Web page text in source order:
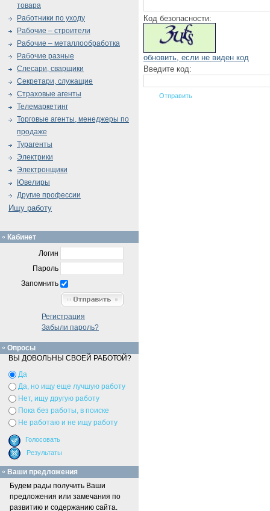
Код безопасности:
обновить, если не виден код
Введите код:
товара
Работники по уходу
Рабочие – строители
Рабочие – металлообработка
Рабочие разные
Слесари, сварщики
Секретари, служащие
Страховые агенты
Телемаркетинг
Торговые агенты, менеджеры по
продаже
Турагенты
Электрики
Электронщики
Ювелиры
Другие профессии
Ищу работу
Кабинет
Логин
Пароль
Запомнить
Регистрация
Забыли пароль?
Опросы
ВЫ ДОВОЛЬНЫ СВОЕЙ РАБОТОЙ?
Да
Да, но ищу еще лучшую работу
Нет, ищу другую работу
Пока без работы, в поиске
Не работаю и не ищу работу
Ваши предложения
Будем рады получить Ваши
предложения или замечания по
развитию и содержанию сайта.